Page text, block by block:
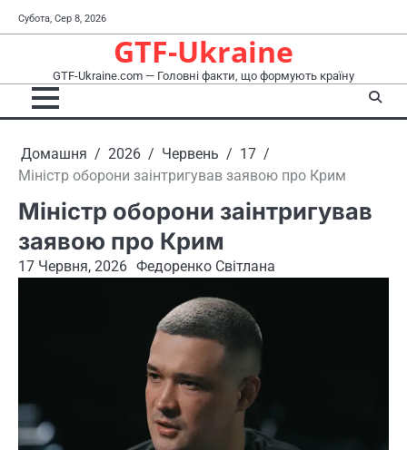
Перейти
до
Субота, Сер 8, 2026
GTF-Ukraine
GTF-Ukraine.com — Головні факти, що формують країну
Домашня 2026 Червень
17
Міністр оборони заінтригував заявою про Крим
Міністр оборони заінтригував
заявою про Крим
17 Червня, 2026 Федоренко Світлана